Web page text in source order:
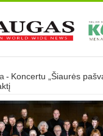
- Koncertu „Šiaurės